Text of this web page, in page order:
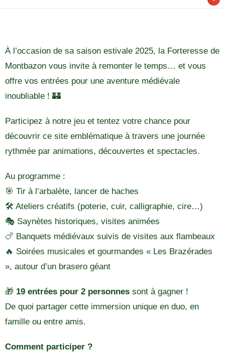
À l’occasion de sa saison estivale 2025, la Forteresse de
Montbazon vous invite à remonter le temps… et vous
offre vos entrées pour une aventure médiévale
inoubliable ! 🏰
Participez à notre jeu et tentez votre chance pour
découvrir ce site emblématique à travers une journée
rythmée par animations, découvertes et spectacles.
Au programme :
🎯 Tir à l’arbalète, lancer de haches
🛠️ Ateliers créatifs (poterie, cuir, calligraphie, cire…)
🎭 Saynètes historiques, visites animées
🍗 Banquets médiévaux suivis de visites aux flambeaux
🔥 Soirées musicales et gourmandes « Les Brazérades
», autour d’un brasero géant
🎁 19 entrées pour 2 personnes sont à gagner !
De quoi partager cette immersion unique en duo, en
famille ou entre amis.
Comment participer ?